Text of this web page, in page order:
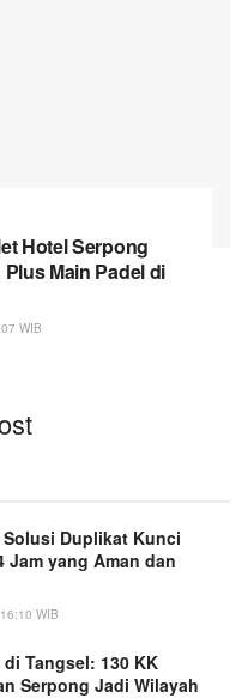
Hotel Serpong
Main Padel di
WIB
Duplikat Kunci
Jam yang Aman dan
WIB
Tangsel: 130 KK
Serpong Jadi Wilayah